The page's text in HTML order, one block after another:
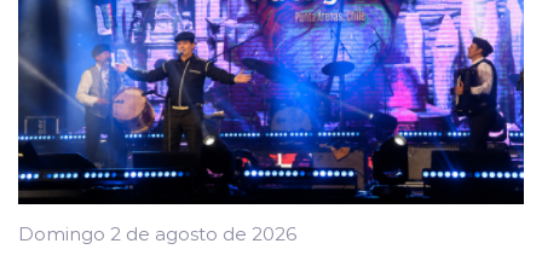
Domingo 2 de agosto de 2026